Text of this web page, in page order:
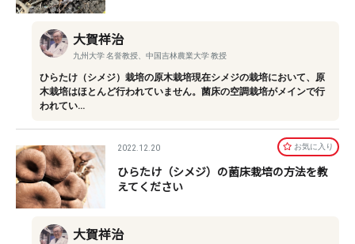
大賀祥治
九州大学 名誉教授、中国吉林農業大学 教授
ひらたけ（シメジ）栽培の原木栽培現在シメジの栽培において、原
木栽培はほとんど行われていません。菌床の空調栽培がメインで行
われてい…
2022.12.20 お気に⼊り
ひらたけ（シメジ）の菌床栽培の方法を教
えてください
大賀祥治